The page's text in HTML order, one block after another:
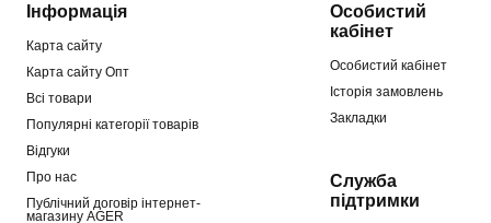
Інформація
Карта сайту
Карта сайту Опт
Всі товари
Популярні категорії товарів
Відгуки
Про нас
Публічний договір інтернет-
магазину AGER
Особистий
кабінет
Особистий кабінет
Історія замовлень
Закладки
Служба
підтримки